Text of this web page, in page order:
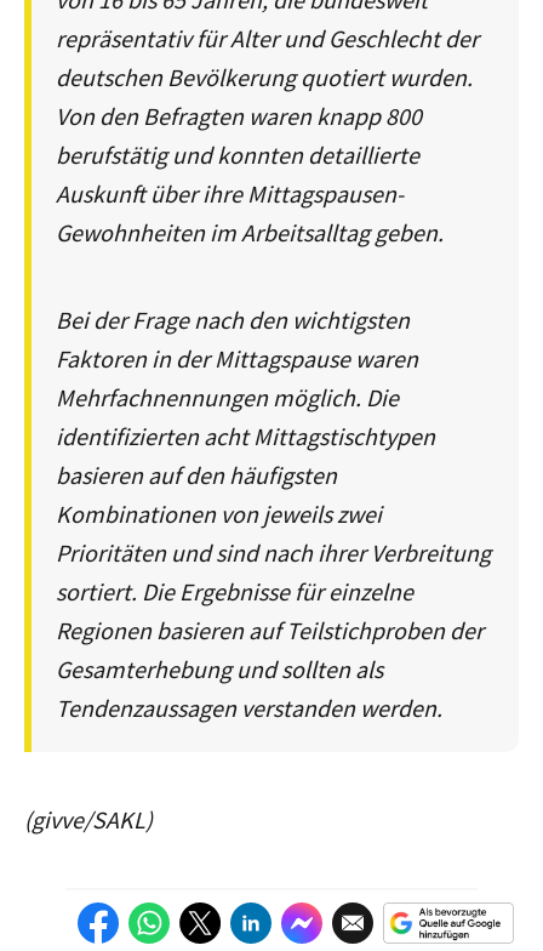
repräsentativ für Alter und Geschlecht der
deutschen Bevölkerung quotiert wurden.
Von den Befragten waren knapp 800
berufstätig und konnten detaillierte
Auskunft über ihre Mittagspausen-
Gewohnheiten im Arbeitsalltag geben.
Bei der Frage nach den wichtigsten
Faktoren in der Mittagspause waren
Mehrfachnennungen möglich. Die
identifizierten acht Mittagstischtypen
basieren auf den häufigsten
Kombinationen von jeweils zwei
Prioritäten und sind nach ihrer Verbreitung
sortiert. Die Ergebnisse für einzelne
Regionen basieren auf Teilstichproben der
Gesamterhebung und sollten als
Tendenzaussagen verstanden werden.
(givve/SAKL)